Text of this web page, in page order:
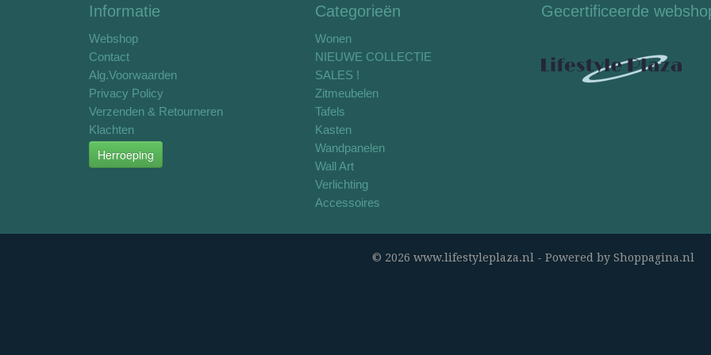
Informatie
Webshop
Contact
Alg.Voorwaarden
Privacy Policy
Verzenden & Retourneren
Klachten
Herroeping
Categorieën
Wonen
NIEUWE COLLECTIE
SALES !
Zitmeubelen
Tafels
Kasten
Wandpanelen
Wall Art
Verlichting
Accessoires
Gecertificeerde
© 2026 www.lifestyleplaza.nl - Powered by Shoppagina.nl